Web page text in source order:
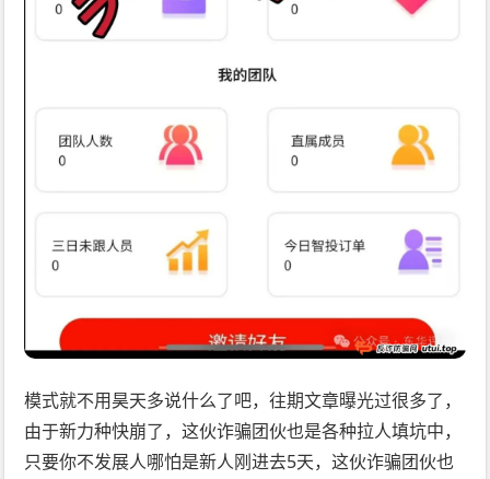
模式就不用昊天多说什么了吧，往期文章曝光过很多了，
由于新力种快崩了，这伙诈骗团伙也是各种拉人填坑中，
只要你不发展人哪怕是新人刚进去5天，这伙诈骗团伙也